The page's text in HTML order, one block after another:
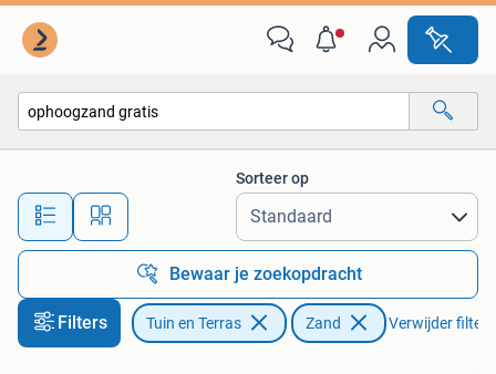
Alle afstanden…
Sorteer op
Bewaar je zoekopdracht
Filters Tuin en Terras Zand Verwijder filters